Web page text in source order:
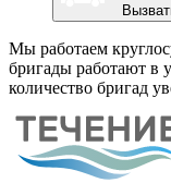
Мы работаем
бригады работают в
количество бригад